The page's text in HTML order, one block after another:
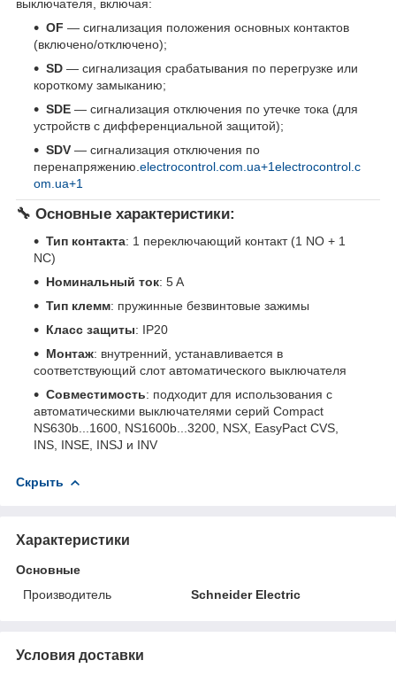
выключателя, включая:
OF — сигнализация положения основных контактов
(включено/отключено);
SD — сигнализация срабатывания по перегрузке или
короткому замыканию;
SDE — сигнализация отключения по утечке тока (для
устройств с дифференциальной защитой);
SDV — сигнализация отключения по
перенапряжению. electrocontrol.com.ua+1electrocontrol.c
om.ua+1
🔧 Основные характеристики:
Тип контакта: 1 переключающий контакт (1 NO + 1
NC)
Номинальный ток: 5 А
Тип клемм: пружинные безвинтовые зажимы
Класс защиты: IP20
Монтаж: внутренний, устанавливается в
соответствующий слот автоматического выключателя
Совместимость: подходит для использования с
автоматическими выключателями серий Compact
NS630b...1600, NS1600b...3200, NSX, EasyPact CVS,
INS, INSE, INSJ и INV
Скрыть
Характеристики
Основные
Производитель
Schneider Electric
Условия доставки